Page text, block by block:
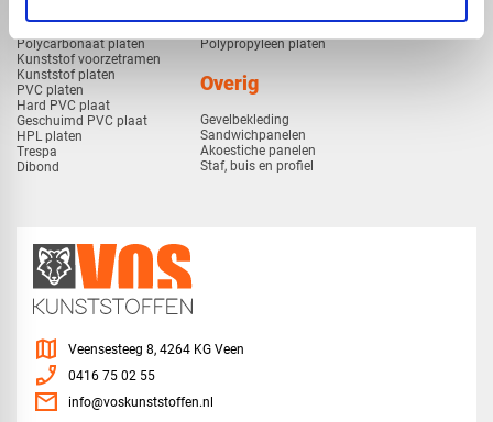
Polycarbonaat platen
Kunststof voorzetramen
Kunststof platen
PVC platen
Hard PVC plaat
Geschuimd PVC plaat
HPL platen
Trespa
Dibond
Polypropyleen platen
Overig
Gevelbekleding
Sandwichpanelen
Akoestiche panelen
Staf, buis en profiel
map Veensesteeg 8, 4264 KG Veen
phone_enabled 0416 75 02 55
mail info@voskunststoffen.nl